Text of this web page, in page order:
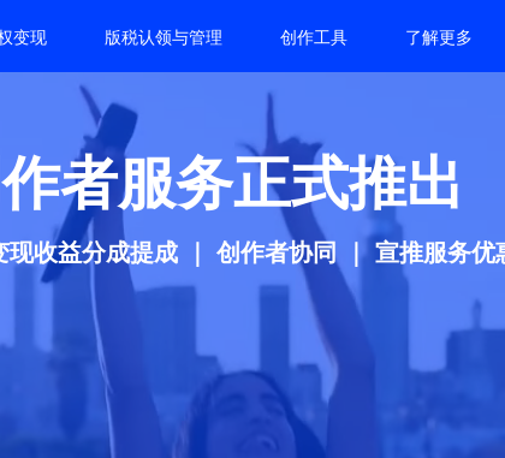
变现 版税认领与管理 创作工具 了解更多
级音乐发行服务
球 400+ 渠道，全球播放，透明报表全球结算